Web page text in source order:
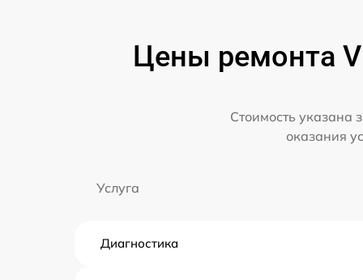
Цены ремонта
Стоимость указана
оказания
Услуга
Диагностика